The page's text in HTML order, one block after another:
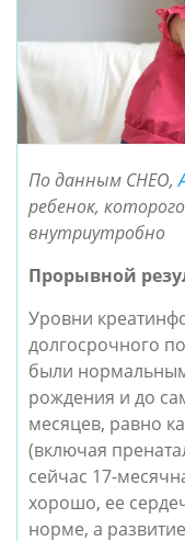
По данным CHEO,
ребенок,
внутриутробно
Прорывной
Уровни
долгосрочного
были
рождения и до
месяцев, равно
(включая
сейчас 17-
хорошо, ее
норме, а развитие